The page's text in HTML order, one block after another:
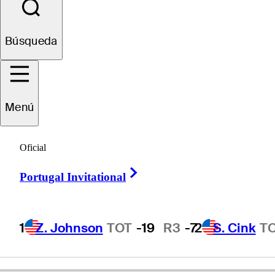
Búsqueda
Menú
Oficial
Portugal Invitational
1 Z. Johnson TOT -19 R3 -72 S. Cink
Jeff
UNITED STATES